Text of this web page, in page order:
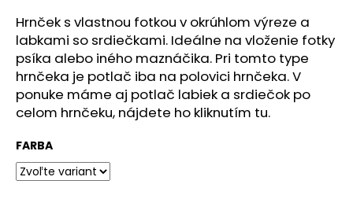
Hrnček s vlastnou fotkou v okrúhlom výreze a
labkami so srdiečkami. Ideálne na vloženie fotky
psíka alebo iného maznáčika. Pri tomto type
hrnčeka je potlač iba na polovici hrnčeka. V
ponuke máme aj potlač labiek a srdiečok po
celom hrnčeku, nájdete ho kliknutím tu.
FARBA
O
d
p
o
ú
č
a